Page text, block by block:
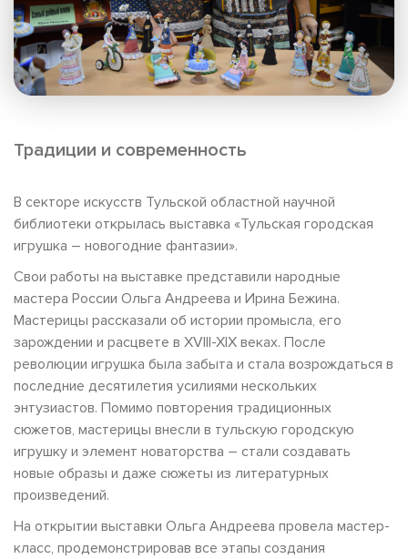
Традиции и современность
В секторе искусств Тульской областной научной
библиотеки открылась выставка «Тульская городская
игрушка – новогодние фантазии».
Свои работы на выставке представили народные
мастера России Ольга Андреева и Ирина Бежина.
Мастерицы рассказали об истории промысла, его
зарождении и расцвете в XVIII-XIX веках. После
революции игрушка была забыта и стала возрождаться в
последние десятилетия усилиями нескольких
энтузиастов. Помимо повторения традиционных
сюжетов, мастерицы внесли в тульскую городскую
игрушку и элемент новаторства – стали создавать
новые образы и даже сюжеты из литературных
произведений.
На открытии выставки Ольга Андреева провела мастер-
класс, продемонстрировав все этапы создания